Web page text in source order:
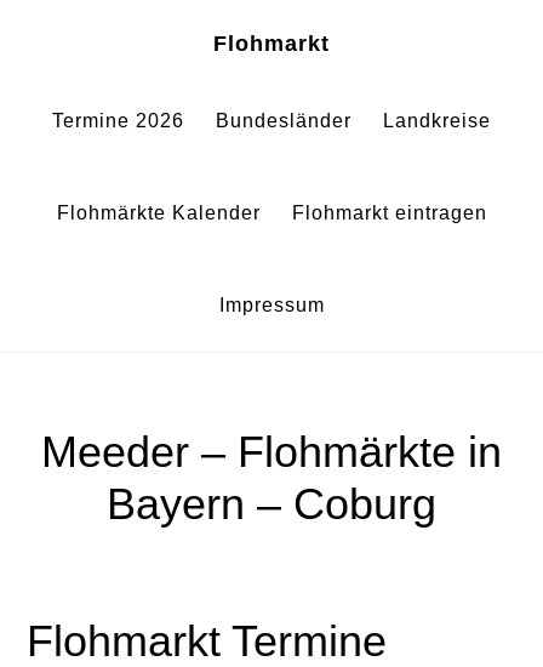
springen
springen
Flohmarkt
Termine 2026 Bundesländer Landkreise
Flohmärkte Kalender Flohmarkt eintragen
Impressum
Meeder – Flohmärkte in
Bayern – Coburg
Flohmarkt Termine